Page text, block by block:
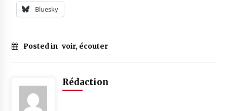
Bluesky
Posted in voir, écouter
Rédaction